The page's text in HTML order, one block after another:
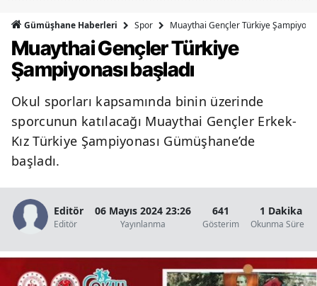
Bingöl
Bitlis
Bolu
Burdur
Çanakkale
Çankırı
Denizli
Gümüşhane Haberleri Spor Muaythai Gençler Türkiye
Muaythai Gençler Türkiye
Şampiyonası başladı
Okul sporları kapsamında binin üzerinde
sporcunun katılacağı Muaythai Gençler Erkek-
Kız Türkiye Şampiyonası Gümüşhane’de
başladı.
Editör
Editör
06 Mayıs 2024 23:26
Yayınlanma
641
Gösterim
1 Dakika
Okunma Süresi